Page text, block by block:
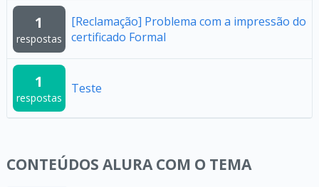
1
respostas
[Reclamação] Problema com a impressão do
certificado Formal
1
respostas
Teste
CONTEÚDOS ALURA COM O TEMA